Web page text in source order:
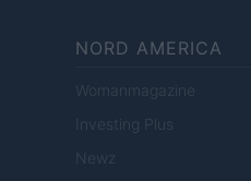
NORD AMERICA
Womanmagazine
Investing Plus
Newz